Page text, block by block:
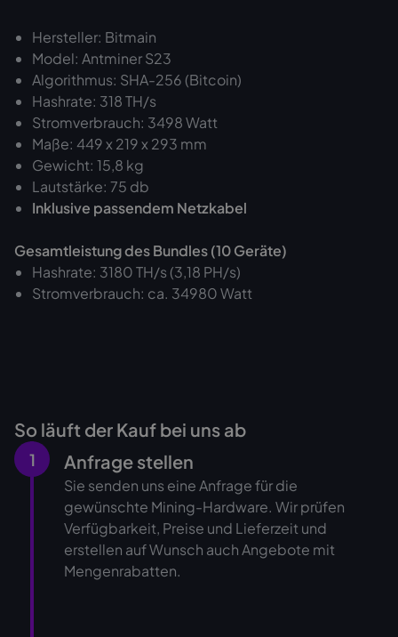
Hersteller: Bitmain
Model: Antminer S23
Algorithmus: SHA-256 (Bitcoin)
Hashrate: 318 TH/s
Stromverbrauch: 3498 Watt
Maße: 449 x 219 x 293 mm
Gewicht: 15,8 kg
Lautstärke: 75 db
Inklusive passendem Netzkabel
Gesamtleistung des Bundles (10 Geräte)
Hashrate: 3180 TH/s (3,18 PH/s)
Stromverbrauch: ca. 34980 Watt
So läuft der Kauf bei uns ab
1 Anfrage stellen
Sie senden uns eine Anfrage für die
gewünschte Mining-Hardware. Wir prüfen
Verfügbarkeit, Preise und Lieferzeit und
erstellen auf Wunsch auch Angebote mit
Mengenrabatten.